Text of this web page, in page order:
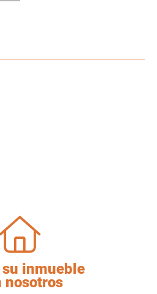
inmueble
nosotros